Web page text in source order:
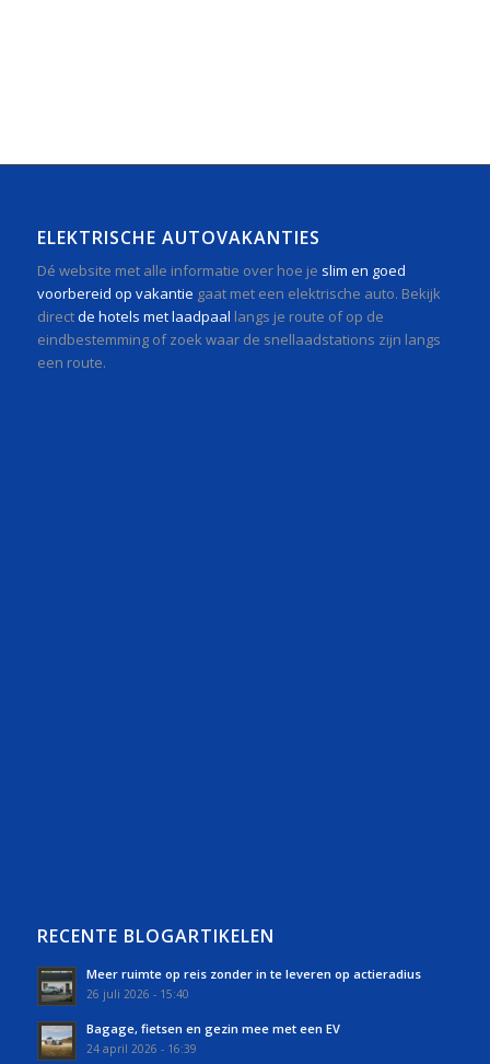
ELEKTRISCHE AUTOVAKANTIES
Dé website met alle informatie over hoe je slim en goed
voorbereid op vakantie gaat met een elektrische auto. Bekijk
directde hotels met laadpaal langs je route of op de
eindbestemming of zoek waar de snellaadstations zijn langs
een route.
RECENTE BLOGARTIKELEN
Meer ruimte op reis zonder in te leveren op actieradius
26 juli 2026 - 15:40
Bagage, fietsen en gezin mee met een EV
24 april 2026 - 16:39